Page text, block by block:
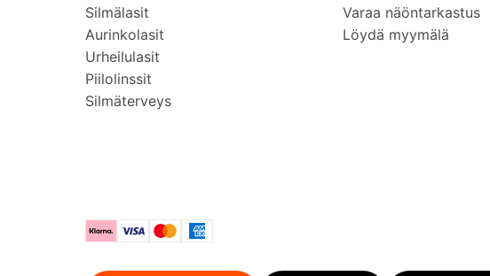
Silmälasit
Aurinkolasit
Urheilulasit
Piilolinssit
Silmäterveys
Varaa näöntarkastus
Löydä myymälä
KlarnaVisa MastercardAmerican Express